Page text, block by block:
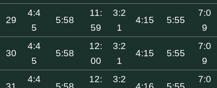
29
4:4
5
5:58
11:
59
3:2
1
4:15 5:55
7:0
9
30
4:4
5
5:58
12:
00
3:2
1
4:15 5:55
7:0
9
4:4
12:
3:2
7:0